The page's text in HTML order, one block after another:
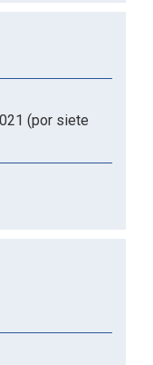
(por siete